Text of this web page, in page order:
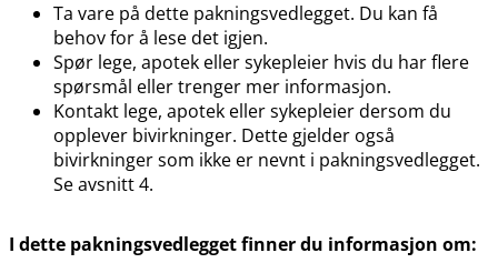
Ta vare på dette pakningsvedlegget. Du kan få
behov for å lese det igjen.
Spør lege, apotek eller sykepleier hvis du har flere
spørsmål eller trenger mer informasjon.
Kontakt lege, apotek eller sykepleier dersom du
opplever bivirkninger. Dette gjelder også
bivirkninger som ikke er nevnt i pakningsvedlegget.
Se avsnitt 4.
I dette pakningsvedlegget finner du informasjon om: